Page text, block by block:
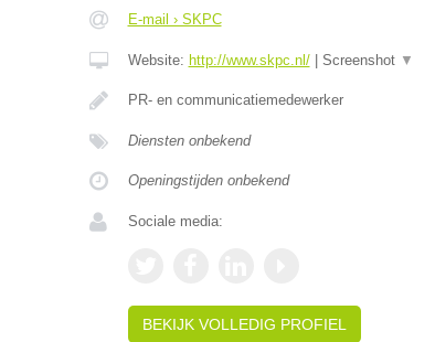
E-mail › SKPC
Website: http://www.skpc.nl/| Screenshot ▼
PR- en communicatiemedewerker
Diensten onbekend
Openingstijden onbekend
Sociale media:
BEKIJK VOLLEDIG PROFIEL